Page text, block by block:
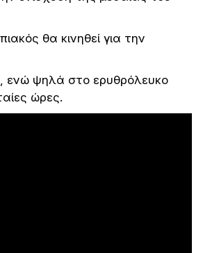
θα κινηθεί για την
ενώ ψηλά στο ερυθρόλευκο
ώρες.